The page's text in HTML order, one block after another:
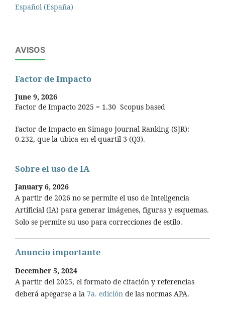
Español (España)
AVISOS
Factor de Impacto
June 9, 2026
Factor de Impacto 2025 = 1.30 Scopus based
Factor de Impacto en Simago Journal Ranking (SJR):
0.232, que la ubica en el quartil 3 (Q3).
Sobre el uso de IA
January 6, 2026
A partir de 2026 no se permite el uso de Inteligencia
Artificial (IA) para generar imágenes, figuras y esquemas.
Solo se permite su uso para correcciones de estilo.
Anuncio importante
December 5, 2024
A partir del 2025, el formato de citación y referencias
deberá apegarse a la 7a. edición de las normas APA.